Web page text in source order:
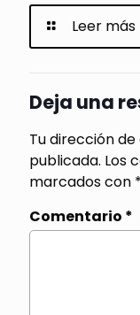
Leer más
Deja una
Tu dirección
publicada. Los
marcados con *
Comentario *